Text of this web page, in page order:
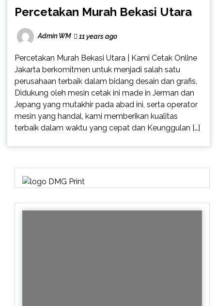
Percetakan Murah Bekasi Utara
Admin WM 11 years ago
Percetakan Murah Bekasi Utara | Kami Cetak Online
Jakarta berkomitmen untuk menjadi salah satu
perusahaan terbaik dalam bidang desain dan grafis.
Didukung oleh mesin cetak ini made in Jerman dan
Jepang yang mutakhir pada abad ini, serta operator
mesin yang handal, kami memberikan kualitas
terbaik dalam waktu yang cepat dan Keunggulan […]